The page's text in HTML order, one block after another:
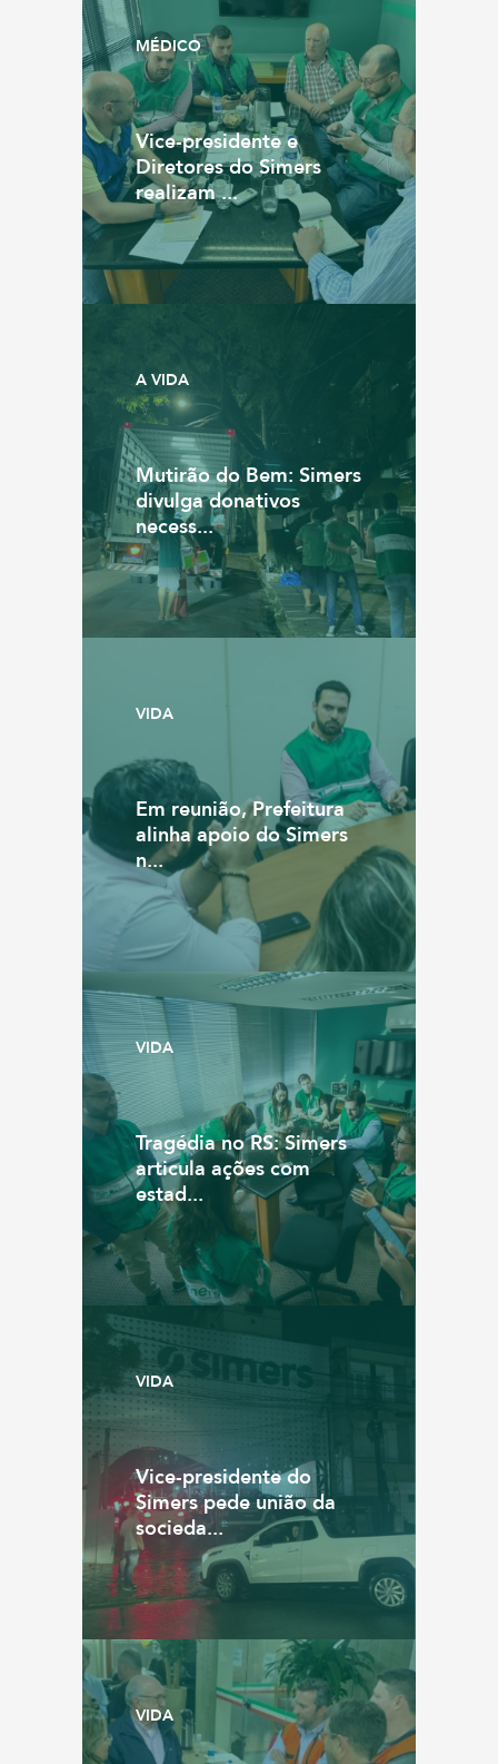
MÉDICO
Vice-presidente e
Diretores do Simers
realizam ...
A VIDA
Mutirão do Bem: Simers
divulga donativos
necess...
VIDA
Em reunião, Prefeitura
alinha apoio do Simers
n...
VIDA
Tragédia no RS: Simers
articula ações com
estad...
VIDA
Vice-presidente do
Simers pede união da
socieda...
VIDA